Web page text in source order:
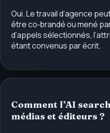
Oui. Le travail d’agence
être co‑brandé ou mené
d’appels sélectionnés,
étant convenus par écrit.
Comment l’AI
médias et éditeurs ?